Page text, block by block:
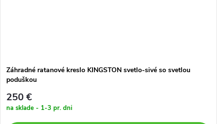
Záhradné ratanové kreslo KINGSTON svetlo-sivé so svetlou
poduškou
250 €
na sklade - 1-3 pr. dni